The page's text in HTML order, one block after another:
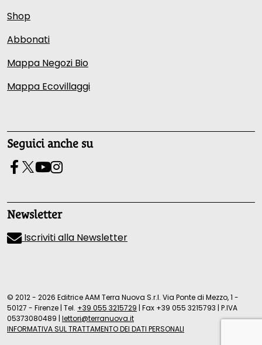
Shop
Abbonati
Mappa Negozi Bio
Mappa Ecovillaggi
Seguici anche su
Newsletter
Iscriviti alla Newsletter
© 2012 - 2026 Editrice AAM Terra Nuova S.r.l. Via Ponte di Mezzo, 1 -
50127 - Firenze | Tel. +39 055 3215729 | Fax +39 055 3215793 | P.IVA
05373080489 | lettori@terranuova.it
INFORMATIVA SUL TRATTAMENTO DEI DATI PERSONALI